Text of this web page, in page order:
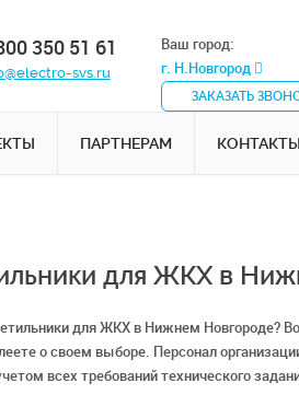
350 51 61
svs.ru
Ваш город:
г. Н.Новгород
ЗАКАЗАТЬ
ПАРТНЕРАМ КОНТАКТЫ
для ЖКХ в
для ЖКХ в Нижнем Новгороде?
о своем выборе. Персонал
всех требований технического